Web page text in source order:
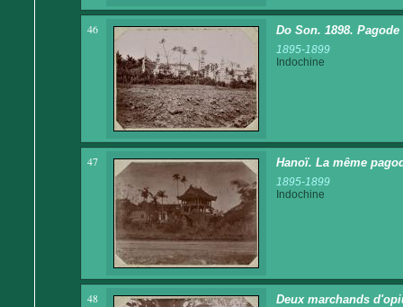
46 Do Son. 1898.
1895-1899
Indochine
47 Hanoï. La même
1895-1899
Indochine
48 Deux marchands